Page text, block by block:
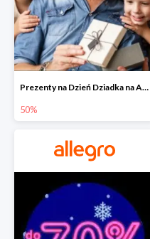
Prezenty na Dzień Dziadka na Allegro do -50%
50%